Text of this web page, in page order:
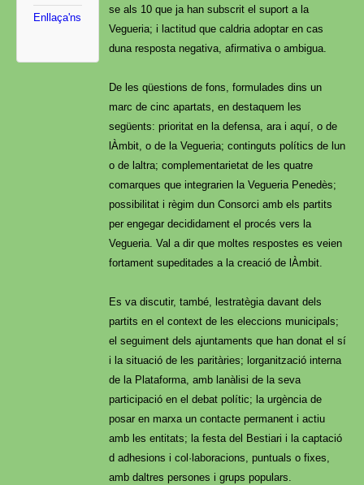
Enllaça'ns
se als 10 que ja han subscrit el suport a la
Vegueria; i lactitud que caldria adoptar en cas
duna resposta negativa, afirmativa o ambigua.
De les qüestions de fons, formulades dins un
marc de cinc apartats, en destaquem les
següents: prioritat en la defensa, ara i aquí, o de
lÀmbit, o de la Vegueria; continguts polítics de lun
o de laltra; complementarietat de les quatre
comarques que integrarien la Vegueria Penedès;
possibilitat i règim dun Consorci amb els partits
per engegar decididament el procés vers la
Vegueria. Val a dir que moltes respostes es veien
fortament supeditades a la creació de lÀmbit.
Es va discutir, també, lestratègia davant dels
partits en el context de les eleccions municipals;
el seguiment dels ajuntaments que han donat el sí
i la situació de les paritàries; lorganització interna
de la Plataforma, amb lanàlisi de la seva
participació en el debat polític; la urgència de
posar en marxa un contacte permanent i actiu
amb les entitats; la festa del Bestiari i la captació
d adhesions i col·laboracions, puntuals o fixes,
amb daltres persones i grups populars.